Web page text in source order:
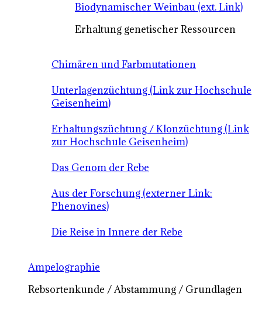
Biodynamischer Weinbau (ext. Link)
Erhaltung genetischer Ressourcen
Chimären und Farbmutationen
Unterlagenzüchtung (Link zur Hochschule
Geisenheim)
Erhaltungszüchtung / Klonzüchtung (Link
zur Hochschule Geisenheim)
Das Genom der Rebe
Aus der Forschung (externer Link:
Phenovines)
Die Reise in Innere der Rebe
Ampelographie
Rebsortenkunde / Abstammung / Grundlagen